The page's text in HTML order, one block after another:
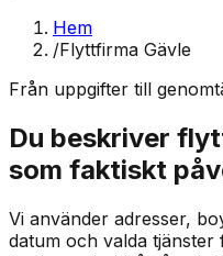
Hem
/Flyttfirma Gävle
Från uppgifter till
Du beskriver
som faktiskt
Vi använder adresser,
datum och valda